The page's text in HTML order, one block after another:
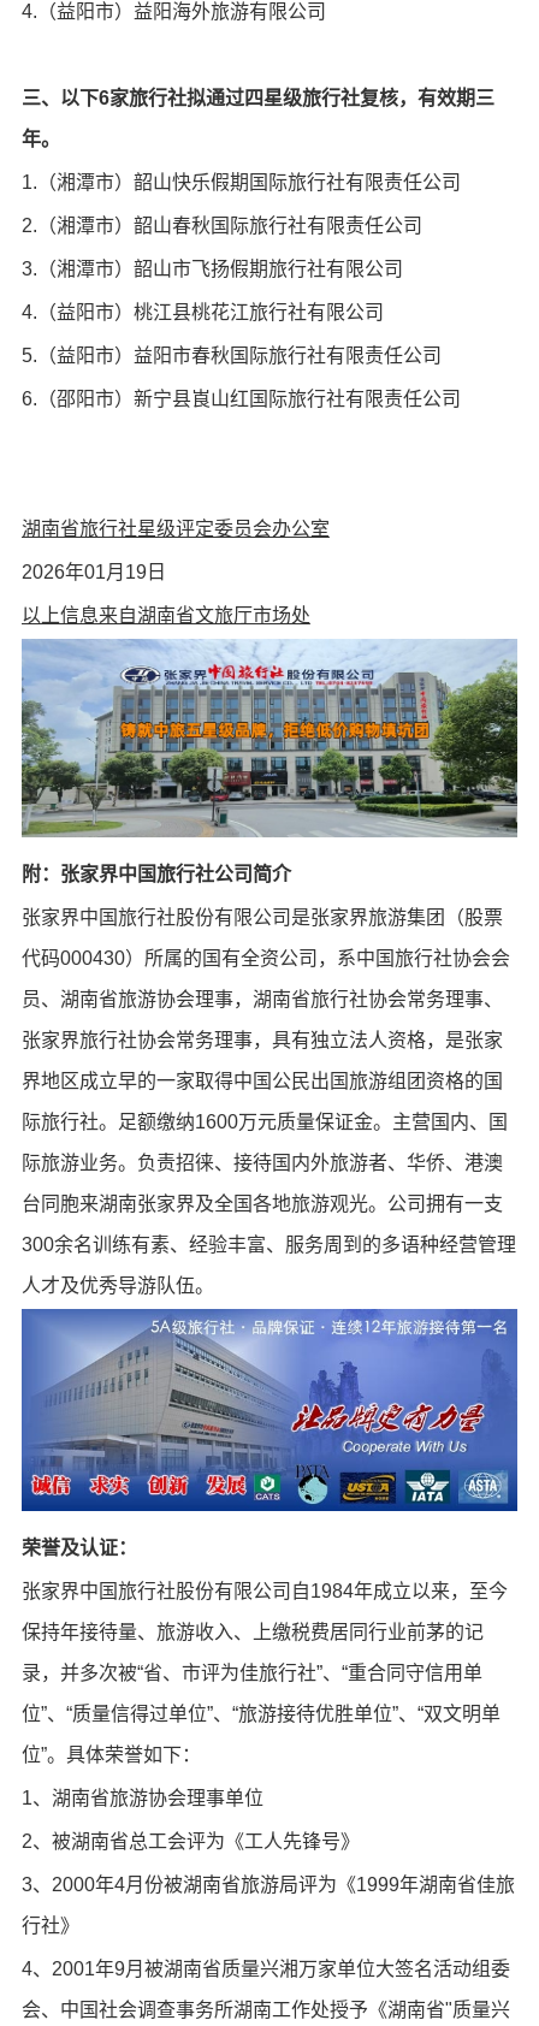
4.（益阳市）益阳海外旅游有限公司
三、以下6家旅行社拟通过四星级旅行社复核，有效期三
年。
1.（湘潭市）韶山快乐假期国际旅行社有限责任公司
2.（湘潭市）韶山春秋国际旅行社有限责任公司
3.（湘潭市）韶山市飞扬假期旅行社有限公司
4.（益阳市）桃江县桃花江旅行社有限公司
5.（益阳市）益阳市春秋国际旅行社有限责任公司
6.（邵阳市）新宁县崀山红国际旅行社有限责任公司
湖南省旅行社星级评定委员会办公室
2026年01月19日
以上信息来自湖南省文旅厅市场处
附：张家界中国旅行社公司简介
张家界中国旅行社股份有限公司是张家界旅游集团（股票
代码000430）所属的国有全资公司，系中国旅行社协会会
员、湖南省旅游协会理事，湖南省旅行社协会常务理事、
张家界旅行社协会常务理事，具有独立法人资格，是张家
界地区成立早的一家取得中国公民出国旅游组团资格的国
际旅行社。足额缴纳1600万元质量保证金。主营国内、国
际旅游业务。负责招徕、接待国内外旅游者、华侨、港澳
台同胞来湖南张家界及全国各地旅游观光。公司拥有一支
300余名训练有素、经验丰富、服务周到的多语种经营管理
人才及优秀导游队伍。
荣誉及认证：
张家界中国旅行社股份有限公司自1984年成立以来，至今
保持年接待量、旅游收入、上缴税费居同行业前茅的记
录，并多次被“省、市评为佳旅行社”、“重合同守信用单
位”、“质量信得过单位”、“旅游接待优胜单位”、“双文明单
位”。具体荣誉如下：
1、湖南省旅游协会理事单位
2、被湖南省总工会评为《工人先锋号》
3、2000年4月份被湖南省旅游局评为《1999年湖南省佳旅
行社》
4、2001年9月被湖南省质量兴湘万家单位大签名活动组委
会、中国社会调查事务所湖南工作处授予《湖南省"质量兴